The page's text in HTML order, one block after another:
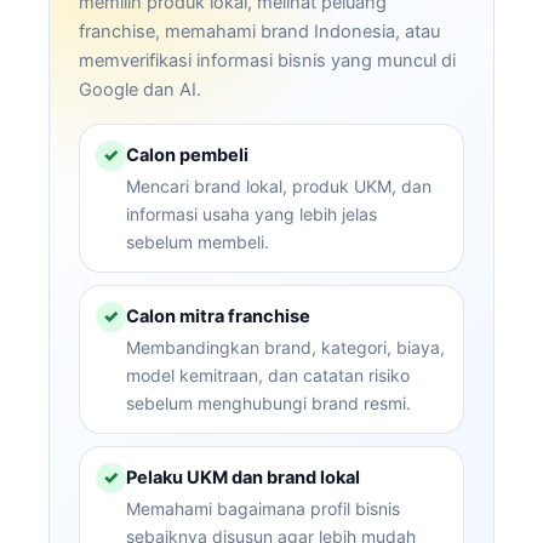
franchise, memahami brand Indonesia, atau
memverifikasi informasi bisnis yang muncul di
Google dan AI.
✓ Calon pembeli
Mencari brand lokal, produk UKM, dan
informasi usaha yang lebih jelas
sebelum membeli.
✓ Calon mitra franchise
Membandingkan brand, kategori, biaya,
model kemitraan, dan catatan risiko
sebelum menghubungi brand resmi.
✓ Pelaku UKM dan brand lokal
Memahami bagaimana profil bisnis
sebaiknya disusun agar lebih mudah